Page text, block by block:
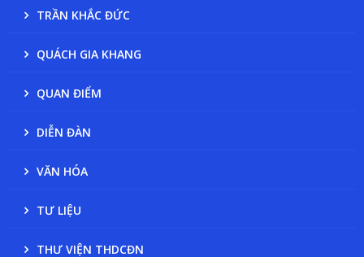
TRẦN KHẮC ĐỨC
QUÁCH GIA KHANG
QUAN ĐIỂM
DIỄN ĐÀN
VĂN HÓA
TƯ LIỆU
THƯ VIỆN THDCĐN